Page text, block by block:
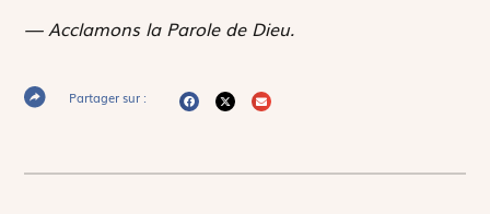
— Acclamons la Parole de Dieu.
Partager sur :